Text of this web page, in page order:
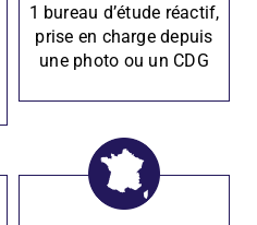
1 bureau d’étude réactif,
prise en charge depuis
une photo ou un CDG